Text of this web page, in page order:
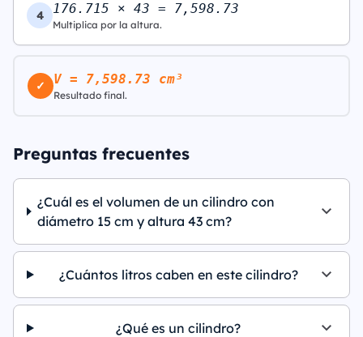
4 176.715 × 43 = 7,598.73
Multiplica por la altura.
✓ V = 7,598.73 cm³
Resultado final.
Preguntas frecuentes
¿Cuál es el volumen de un cilindro con
diámetro 15 cm y altura 43 cm?
¿Cuántos litros caben en este cilindro?
¿Qué es un cilindro?